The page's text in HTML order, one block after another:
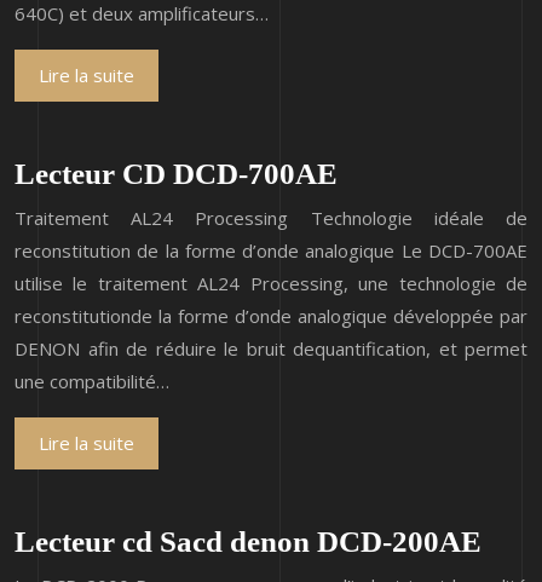
640C) et deux amplificateurs…
Lire la suite
Lecteur CD DCD-700AE
Traitement AL24 Processing Technologie idéale de
reconstitution de la forme d’onde analogique Le DCD-700AE
utilise le traitement AL24 Processing, une technologie de
reconstitutionde la forme d’onde analogique développée par
DENON afin de réduire le bruit dequantification, et permet
une compatibilité…
Lire la suite
Lecteur cd Sacd denon DCD-200AE